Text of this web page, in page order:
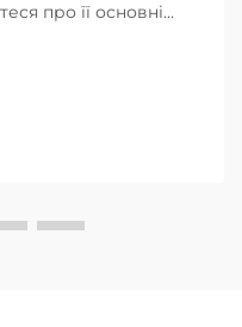
про її основні